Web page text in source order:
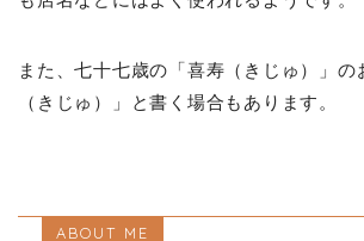
また、七十七歳の「喜寿（きじゅ）」の
（きじゅ）」と書く場合もあります。
ABOUT ME